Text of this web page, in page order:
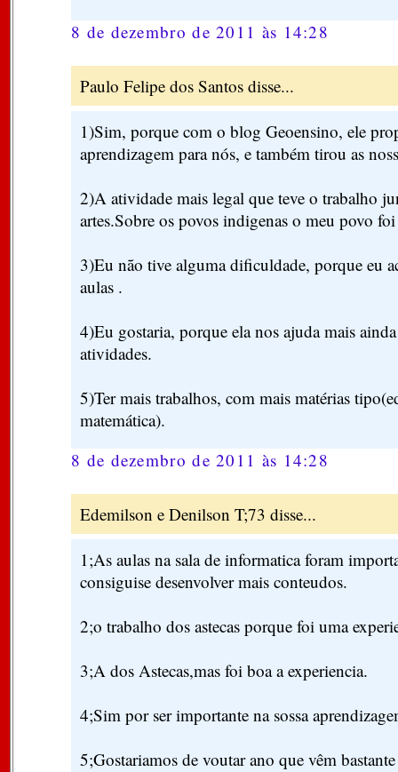
8 de dezembro de 2011 às 14:28
Paulo Felipe dos Santos disse...
1)Sim, porque com o blog Geoensino, ele
aprendizagem para nós, e também tirou as
2)A atividade mais legal que teve o trabalho
artes.Sobre os povos indigenas o meu povo
3)Eu não tive alguma dificuldade, porque eu
aulas .
4)Eu gostaria, porque ela nos ajuda mais ainda
atividades.
5)Ter mais trabalhos, com mais matérias
matemática).
8 de dezembro de 2011 às 14:28
Edemilson e Denilson T;73 disse...
1;As aulas na sala de informatica foram
consiguise desenvolver mais conteudos.
2;o trabalho dos astecas porque foi uma
3;A dos Astecas,mas foi boa a experiencia.
4;Sim por ser importante na sossa
5;Gostariamos de voutar ano que vêm